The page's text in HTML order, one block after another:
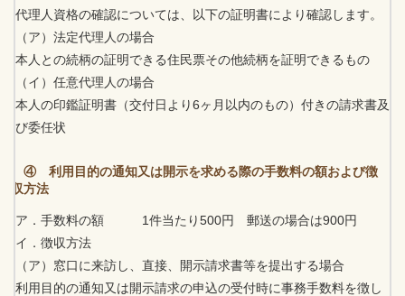
代理人資格の確認については、以下の証明書により確認します。
（ア）法定代理人の場合
本人との続柄の証明できる住民票その他続柄を証明できるもの
（イ）任意代理人の場合
本人の印鑑証明書（交付日より6ヶ月以内のもの）付きの請求書及
び委任状
④ 利用目的の通知又は開示を求める際の手数料の額および徴
収方法
ア．手数料の額 1件当たり500円 郵送の場合は900円
イ．徴収方法
（ア）窓口に来訪し、直接、開示請求書等を提出する場合
利用目的の通知又は開示請求の申込の受付時に事務手数料を徴し